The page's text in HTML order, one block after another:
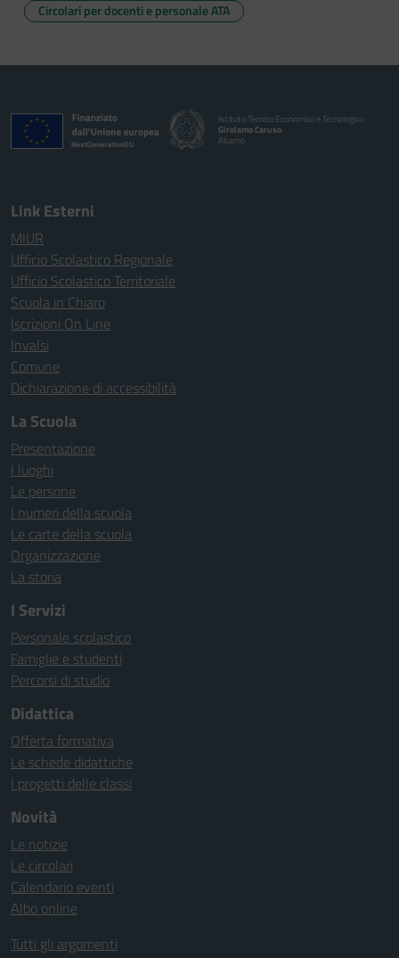
Circolari per docenti e personale ATA
Istituto Tecnico Economico e Tecnologico
Girolamo Caruso
Alcamo
Link Esterni
MIUR
Ufficio Scolastico Regionale
Ufficio Scolastico Territoriale
Scuola in Chiaro
Iscrizioni On Line
Invalsi
Comune
Dichiarazione di accessibilità
La Scuola
Presentazione
I luoghi
Le persone
I numeri della scuola
Le carte della scuola
Organizzazione
La storia
I Servizi
Personale scolastico
Famiglie e studenti
Percorsi di studio
Didattica
Offerta formativa
Le schede didattiche
I progetti delle classi
Novità
Le notizie
Le circolari
Calendario eventi
Albo online
Tutti gli argomenti